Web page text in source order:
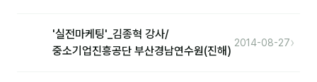
'실전마케팅'_김종혁 강사/
중소기업진흥공단 부산경남연수원(진해)
2014-08-27›